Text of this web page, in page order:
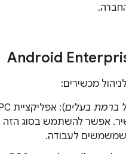
ברמת בעלים): אפליקציית DPC מוגדרת כ
אפשר להשתמש בסוג הזה
שמשמשים לעבודה.